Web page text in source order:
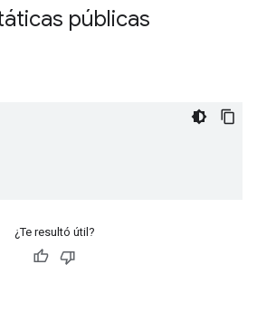
públicas
¿Te resultó útil?